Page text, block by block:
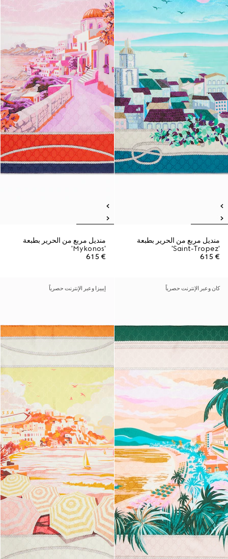
منديل مربع من الحرير بطبعة
'Saint-Tropez'
€ 615
منديل مربع من الحرير بطبعة
'Mykonos'
€ 615
كان وعبر الإنترنت حصرياً إيبيزا وعبر الإنترنت حصرياً